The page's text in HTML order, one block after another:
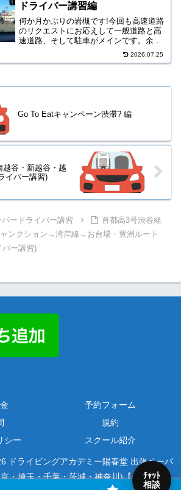
ドライバー講習編
何か月かぶりの岩槻です!今回も高速道路
のリクエストにお応えして一般道路と高
速道路、そして駐車がメインです。余談
ですがコンビニの無人化も進んでいるよ
うです。店員さんは商品補充だけしてい
2026.07.25
Go To Eatキャンペーン渋滞? 編
越谷・新越谷・越
イバー講習)
パードライバー講習
首都高3号渋谷経
ンクション→湾岸線→お台場・豊洲ルート
バー講習)
予約フォーム
規約
シー
スクール紹介
ドライビングアカデミー陽春堂 出張ペーパ
・埼玉・千葉・茨城・神奈川)【公式】 All
ﾁｬｯﾄ
相談